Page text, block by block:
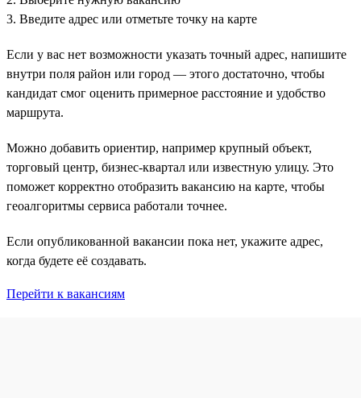
3. Введите адрес или отметьте точку на карте
Если у вас нет возможности указать точный адрес, напишите
внутри поля район или город — этого достаточно, чтобы
кандидат смог оценить примерное расстояние и удобство
маршрута.
Можно добавить ориентир, например крупный объект,
торговый центр, бизнес-квартал или известную улицу. Это
поможет корректно отобразить вакансию на карте, чтобы
геоалгоритмы сервиса работали точнее.
Если опубликованной вакансии пока нет, укажите адрес,
когда будете её создавать.
Перейти к вакансиям